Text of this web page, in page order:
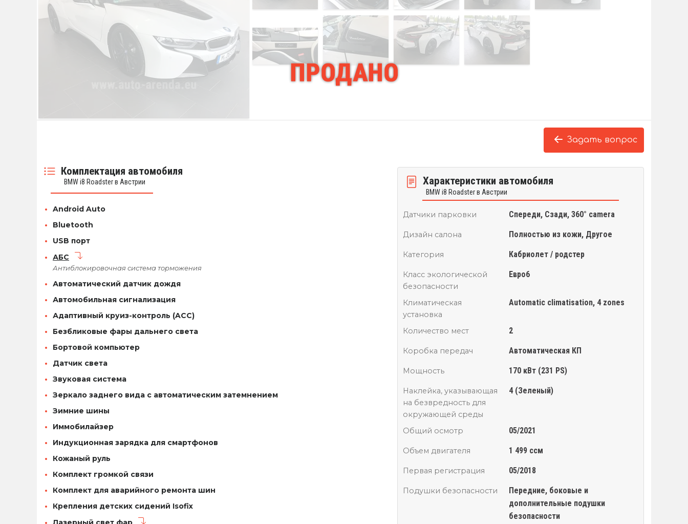
Задать вопрос
Характеристики автомобиля
BMW i8 Roadster в Австрии
Датчики парковки Спереди, Сзади, 360° camera
Дизайн салона Полностью из кожи, Другое
Категория Кабриолет / родстер
Класс экологической
безопасности
Евро6
Климатическая
установка
Automatic climatisation, 4 zones
Количество мест 2
Коробка передач Автоматическая КП
Мощность 170 кВт (231 PS)
Наклейка, указывающая
на безвредность для
окружающей среды
4 (Зеленый)
Общий осмотр 05/2021
Объем двигателя 1 499 ссм
Первая регистрация 05/2018
Подушки безопасности
Передние, боковые и
дополнительные подушки
безопасности
Комплектация автомобиля
BMW i8 Roadster в Австрии
Android Auto
Bluetooth
USB порт
АБС
Антиблокировочная система торможения
Автоматический датчик дождя
Автомобильная сигнализация
Адаптивный круиз-контроль (ACC)
Безбликовые фары дальнего света
Бортовой компьютер
Датчик света
Звуковая система
Зеркало заднего вида с автоматическим затемнением
Зимние шины
Иммобилайзер
Индукционная зарядка для смартфонов
Кожаный руль
Комплект громкой связи
Комплект для аварийного ремонта шин
Крепления детских сидений Isofix